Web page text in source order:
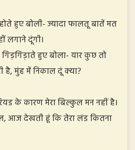
हुए बोली- ज्यादा फालतू बातें मत
लगाने दूंगी।
गिड़गिड़ाते हुए बोला- यार कुछ तो
है, मुंह में निकाल दूं क्या?
के कारण मेरा बिल्कुल मन नहीं है।
आज देखती हूं कि तेरा लंड कितना